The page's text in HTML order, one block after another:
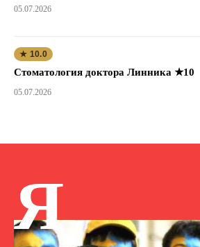
05.07.2026
★ 10.0
Стоматология доктора Линника ★10
05.07.2026
Я